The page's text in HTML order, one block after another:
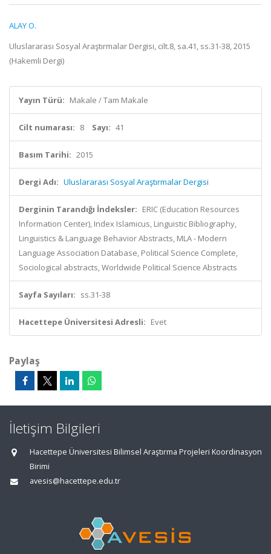
ALAY O.
Uluslararası Sosyal Araştırmalar Dergisi, cilt.8, sa.41, ss.31-38, 2015
(Hakemli Dergi)
Yayın Türü: Makale / Tam Makale
Cilt numarası: 8 Sayı: 41
Basım Tarihi: 2015
Dergi Adı: Uluslararası Sosyal Araştırmalar Dergisi
Derginin Tarandığı İndeksler: ERIC (Education Resources
Information Center), Index Islamicus, Linguistic Bibliography,
Linguistics & Language Behavior Abstracts, MLA - Modern
Language Association Database, Political Science Complete,
Sociological abstracts, Worldwide Political Science Abstracts
Sayfa Sayıları: ss.31-38
Hacettepe Üniversitesi Adresli: Evet
Paylaş
İletişim Bilgileri
Hacettepe Üniversitesi Bilimsel Araştırma Projeleri Koordinasyon
Birimi
avesis@hacettepe.edu.tr